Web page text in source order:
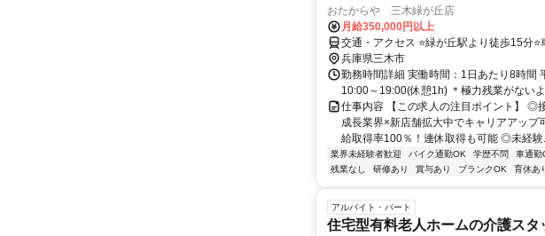
おたからや 三木緑が丘店
月給350,000円以上
交通・アクセス ⭐緑が丘駅より徒歩15分⭐
兵庫県三木市
勤務時間詳細 実働時間：1日あたり8時間
10:00～19:00(休憩1h) ＊極力残業がない
仕事内容 【この求人の注目ポイント】 ◎
成長業界×新店舗拡大中でキャリアアッ
給取得率100％！連休取得も可能 ◎未経験
業界未経験者歓迎 バイク通勤OK 学歴不問 車通勤
残業なし
研修あり 賞与あり ブランクOK 育休あ
アルバイト・パート
住宅型有料老人ホームの介護スタ